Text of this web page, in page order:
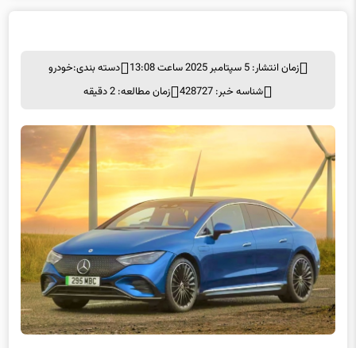
زمان انتشار: 5 سپتامبر 2025 ساعت 13:08 دسته بندی:خودرو
شناسه خبر: 428727
زمان مطالعه: 2 دقیقه